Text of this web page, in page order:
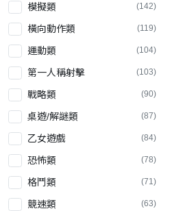
模擬類 (142)
橫向動作類 (119)
運動類 (104)
第一人稱射擊 (103)
戰略類 (90)
桌遊/解謎類 (87)
乙女遊戲 (84)
恐怖類 (78)
格鬥類 (71)
競速類 (63)